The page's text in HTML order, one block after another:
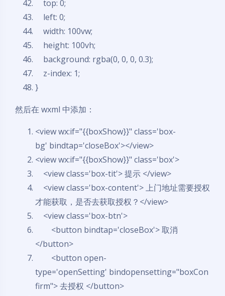
top: 0;
left: 0;
width: 100vw;
height: 100vh;
background: rgba(0, 0, 0, 0.3);
z-index: 1;
}
然后在 wxml 中添加：
<viewwx:if="{{boxShow}}" class='box-
bg' bindtap='closeBox'></view>
<viewwx:if="{{boxShow}}" class='box'>
<viewclass='box-tit'>提示 </view>
<viewclass='box-content'>上门地址需要授权
才能获取，是否去获取授权？ </view>
<viewclass='box-btn'>
<button bindtap='closeBox'>取消
</button>
<button open-
type='openSetting' bindopensetting="boxCon
firm">去授权 </button>